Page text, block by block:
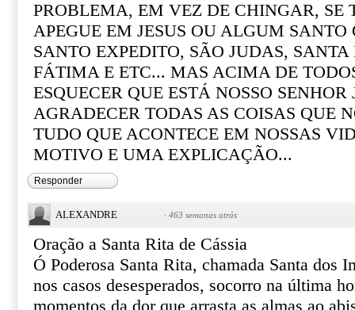
PROBLEMA, EM VEZ DE CHINGAR, SE
APEGUE EM JESUS OU ALGUM SANTO
SANTO EXPEDITO, SÃO JUDAS, SANTA
FÁTIMA E ETC... MAS ACIMA DE
ESQUECER QUE ESTÁ NOSSO SENHOR
AGRADECER TODAS AS COISAS QUE
TUDO QUE ACONTECE EM NOSSAS
MOTIVO E UMA EXPLICAÇÃO...
Responder
ALEXANDRE · 463 semanas atrás
Oração a Santa Rita de Cássia
Ó Poderosa Santa Rita, chamada Santa dos
nos casos desesperados, socorro na última
momentos da dor que arrasta as almas ao